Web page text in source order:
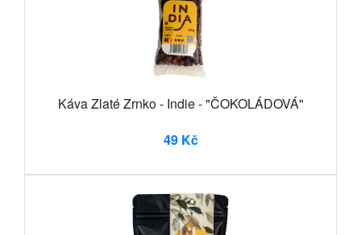
Káva Zlaté Zrnko - Indie - "ČOKOLÁDOVÁ"
49 Kč